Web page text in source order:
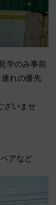
学のみ事前
れの優先
ざいませ
アなど